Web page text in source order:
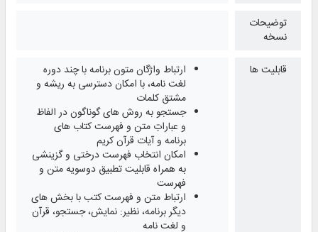
توضیحات
نسخه
قابلیت ها
ارتباط واژگان متون برنامه با چند دوره
لغت ‌نامه، با امکان دسترسی به ریشه و
مشتق کلمات
جستجو به روش‌ های گوناگون در الفاظ
و عباراتِ متن و فهرست كتاب ‌های
برنامه و آیات قرآن کریم
امكان انتخاب فهرست درختی و گزینشی
به همراه قابلیت تطبیق دوسویه متن و
فهرست
ارتباط متن و فهرست كتب با بخش ‌های
دیگر برنامه، نظیر: نمایش، جستجو، قرآن
و لغت ‌نامه